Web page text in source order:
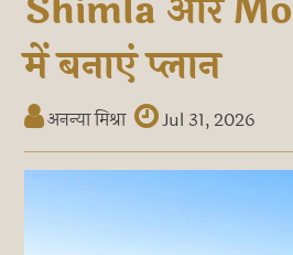
में बनाएं प्लान
अनन्या मिश्रा Jul 31, 2026